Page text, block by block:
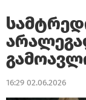
16:29 02.06.2026